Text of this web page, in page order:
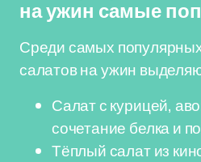
на ужин самые
Среди самых
салатов на ужин
Салат с курицей,
сочетание белка и
Тёплый салат из